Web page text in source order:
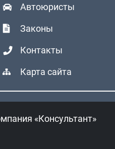
Автоюристы
Законы
Контакты
Карта сайта
«Консультант»